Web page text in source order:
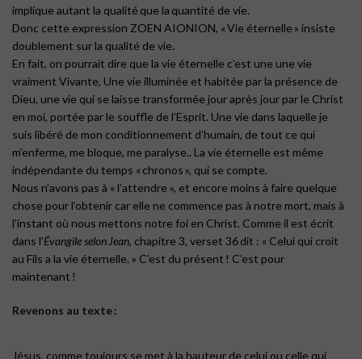
implique autant la qualité que la quantité de vie.
Donc cette expression ZOEN AIONION, « Vie éternelle » insiste
doublement sur la qualité de vie.
En fait, on pourrait dire que la vie éternelle c’est une une vie
vraiment Vivante, Une vie illuminée et habitée par la présence de
Dieu, une vie qui se laisse transformée jour après jour par le Christ
en moi, portée par le souffle de l’Esprit. Une vie dans laquelle je
suis libéré de mon conditionnement d’humain, de tout ce qui
m’enferme, me bloque, me paralyse.. La vie éternelle est même
indépendante du temps « chronos », qui se compte.
Nous n’avons pas à « l’attendre », et encore moins à faire quelque
chose pour l’obtenir car elle ne commence pas à notre mort, mais à
l’instant où nous mettons notre foi en Christ. Comme il est écrit
dans l’Évangile selon Jean, chapitre 3, verset 36 dit : « Celui qui croit
au Fils a la vie éternelle. » C’est du présent ! C’est pour
maintenant !
Revenons au texte :
Jésus, comme toujours se met à la hauteur de celui ou celle qui